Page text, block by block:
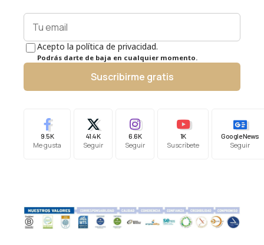
Acepto la política de privacidad.
Podrás darte de baja en cualquier momento.
Suscribirme gratis
9.5K
Me gusta
41.4K
Seguir
6.6K
Seguir
1K
Suscríbete
Google News
Seguir